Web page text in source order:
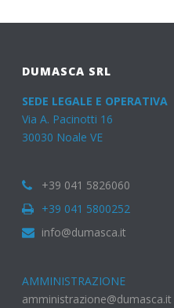
DUMASCA SRL
SEDE LEGALE E OPERATIVA
Via A. Pacinotti 16
30030 Noale VE
+39 041 5826060
+39 041 5800252
info@dumasca.it
AMMINISTRAZIONE
amministrazione@dumasca.it